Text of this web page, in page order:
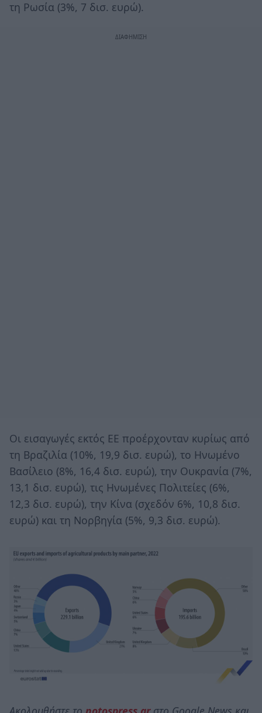
τη Ρωσία (3%, 7 δισ. ευρώ).
Οι εισαγωγές εκτός ΕΕ προέρχονταν κυρίως από
τη Βραζιλία (10%, 19,9 δισ. ευρώ), το Ηνωμένο
Βασίλειο (8%, 16,4 δισ. ευρώ), την Ουκρανία (7%,
13,1 δισ. ευρώ), τις Ηνωμένες Πολιτείες (6%,
12,3 δισ. ευρώ), την Κίνα (σχεδόν 6%, 10,8 δισ.
ευρώ) και τη Νορβηγία (5%, 9,3 δισ. ευρώ).